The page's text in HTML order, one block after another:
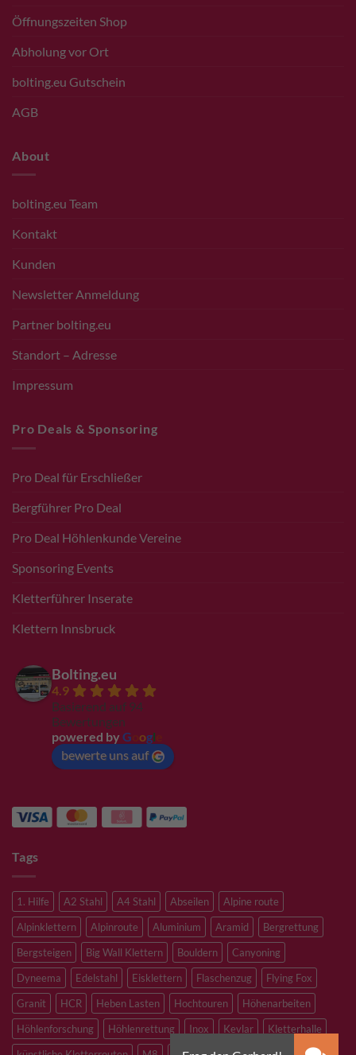
Öffnungszeiten Shop
Abholung vor Ort
bolting.eu Gutschein
AGB
About
bolting.eu Team
Kontakt
Kunden
Newsletter Anmeldung
Partner bolting.eu
Standort – Adresse
Impressum
Pro Deals & Sponsoring
Pro Deal für Erschließer
Bergführer Pro Deal
Pro Deal Höhlenkunde Vereine
Sponsoring Events
Kletterführer Inserate
Klettern Innsbruck
Bolting.eu
4.9
Basierend auf 94
Bewertungen
powered by G ogl
bewerte uns auf
Tags
1. Hilfe A2 Stahl A4 Stahl Abseilen
Alpine route
Alpinklettern
Alpinroute Aluminium Aramid
Bergrettung
Bergsteigen
Big Wall Klettern Bouldern
Canyoning
Dyneema
Edelstahl Eisklettern Flaschenzug
Flying Fox
Granit
HCR Heben Lasten Hochtouren
Höhenarbeiten
Höhlenforschung
Höhlenrettung Inox Kevlar
Kletterhalle